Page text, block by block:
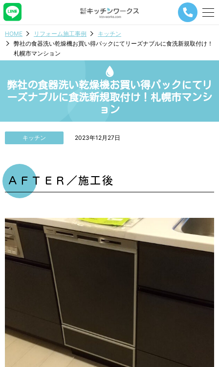
メ
ー
ビ
シ
ョ
タ
HOME リフォーム施工事例
キッチン
弊社の食器洗い乾燥機お買い得パックにてリーズナブルに食洗新規取付け！
札幌市マンション
弊社の食器洗い乾燥機お買い得パックにてリ
ーズナブルに食洗新規取付け！札幌市マンシ
ョン
キッチン 2023年12月27日
ＡＦＴＥＲ／施工後